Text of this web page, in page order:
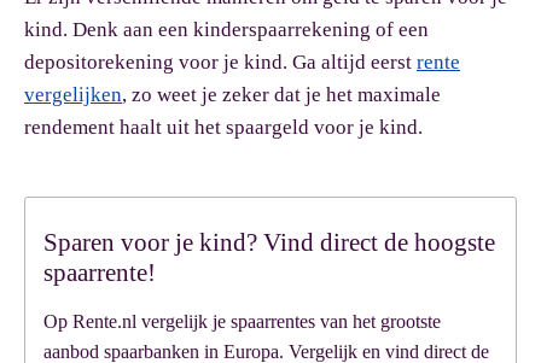
kind. Denk aan een kinderspaarrekening of een
depositorekening voor je kind. Ga altijd eerst rente
vergelijken, zo weet je zeker dat je het maximale
rendement haalt uit het spaargeld voor je kind.
Sparen voor je kind? Vind direct de hoogste
spaarrente!
Op Rente.nl vergelijk je spaarrentes van het grootste
aanbod spaarbanken in Europa. Vergelijk en vind direct de